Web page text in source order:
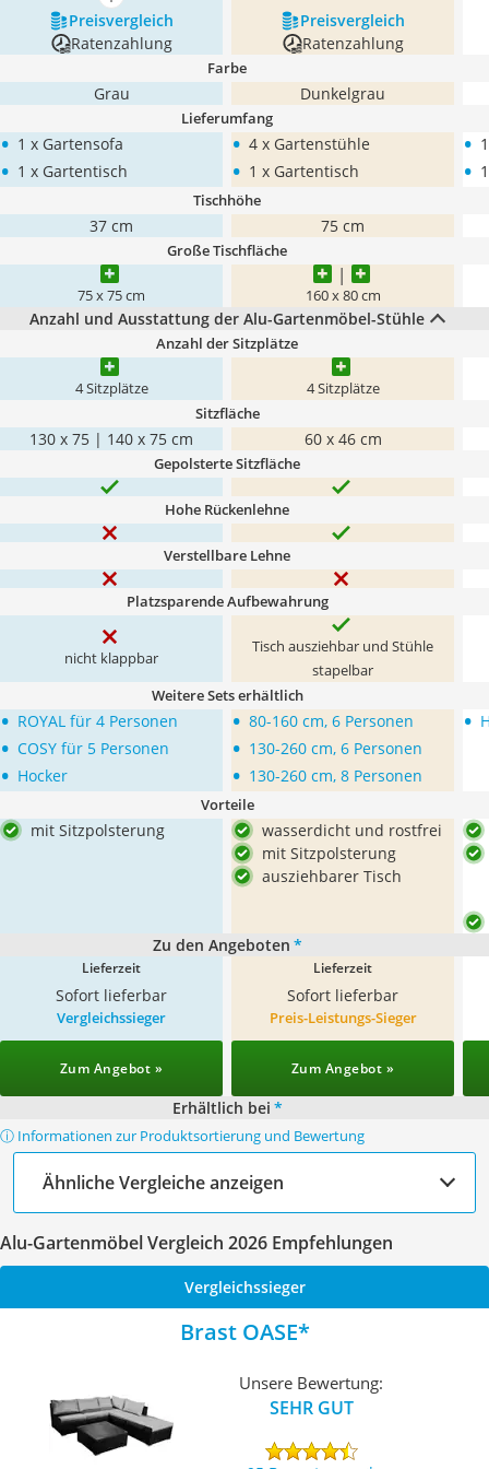
Preis­vergleich
Preis­vergleich
Ratenzahlung
Ratenzahlung
Farbe
Grau Dunkelgrau
Lieferumfang
• 1 x Gartensofa
• 1 x Gartentisch
• 4 x Gartenstühle
• 1 x Gartentisch
•
•
Tischhöhe
37 cm 75 cm
Große Tischfläche
75 x 75 cm 160 x 80 cm
Anzahl und Ausstattung der Alu-Gartenmöbel-Stühle
Anzahl der Sitzplätze
4 Sitzplätze 4 Sitzplätze
Sitzfläche
130 x 75 | 140 x 75 cm 60 x 46 cm
Gepolsterte Sitzfläche
Hohe Rückenlehne
Verstellbare Lehne
Platzsparende Aufbewahrung
nicht klappbar
Tisch ausziehbar und Stühle
stapelbar
Weitere Sets erhältlich
• ROYAL für 4 Personen
• COSY für 5 Personen
• Hocker
• 80-160 cm, 6 Personen
• 130-260 cm, 6 Personen
• 130-260 cm, 8 Personen
•
Vorteile
mit Sitzpolsterung
wasserdicht und rostfrei
mit Sitzpolsterung
ausziehbarer Tisch
Zu den Angeboten *
Lieferzeit
Sofort lieferbar
Lieferzeit
Sofort lieferbar
Vergleichssieger
Zum Angebot »
Preis-Leistungs-Sieger
Zum Angebot »
Erhältlich bei *
ⓘ Informationen zur Produktsortierung und Bewertung
Ähnliche Vergleiche anzeigen
Alu-Gartenmöbel Vergleich 2026 Empfehlungen
Vergleichssieger
Brast OASE
Unsere Bewertung:
SEHR GUT